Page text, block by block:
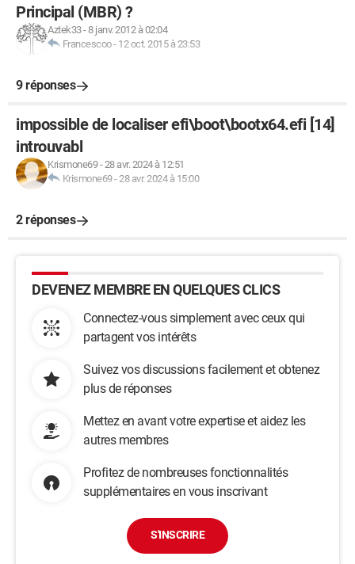
Principal (MBR) ?
Aztek33-8 janv. 2012 à 02:04
Francescoo- 12 oct. 2015 à 23:53
9 réponses
impossible de localiser efi\boot\bootx64.efi [14]
introuvabl
Krismone69-28 avr. 2024 à 12:51
Krismone69-28 avr. 2024 à 15:00
2 réponses
DEVENEZ MEMBRE EN QUELQUES CLICS
Connectez-vous simplement avec ceux qui
partagent vos intérêts
Suivez vos discussions facilement et obtenez
plus de réponses
Mettez en avant votre expertise et aidez les
autres membres
Profitez de nombreuses fonctionnalités
supplémentaires en vous inscrivant
S'INSCRIRE